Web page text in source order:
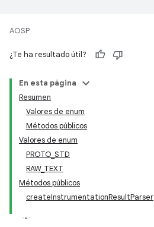
AOSP
¿Te ha resultado útil?
En esta página
Resumen
Valores de enum
Métodos públicos
Valores de enum
PROTO_STD
RAW_TEXT
Métodos públicos
createInstrumentationResultParser